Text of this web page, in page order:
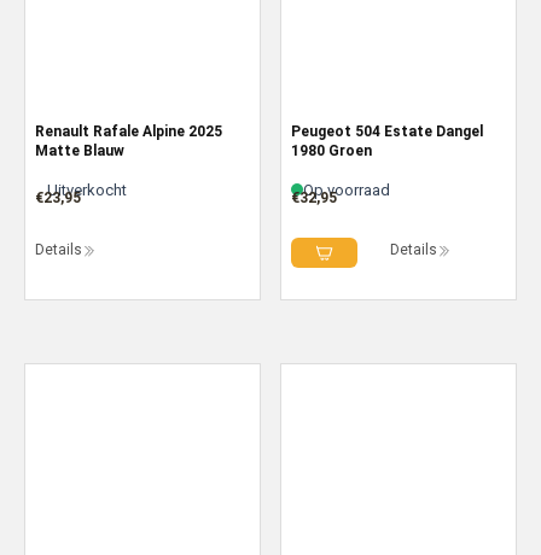
Renault Rafale Alpine 2025
Matte Blauw
Uitverkocht
€23,95
Details
Peugeot 504 Estate Dangel
1980 Groen
Op voorraad
€32,95
Details